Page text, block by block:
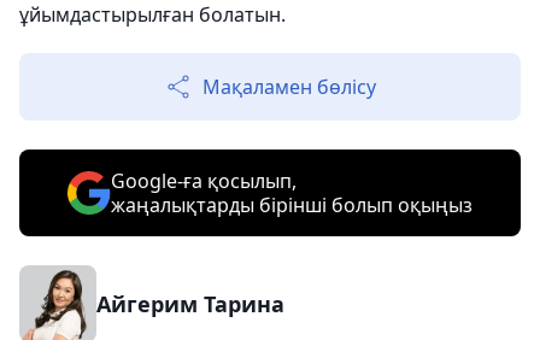
ұйымдастырылған болатын.
Мақаламен бөлісу
Google-ға қосылып,
жаңалықтарды бірінші болып оқыңыз
Айгерим Тарина